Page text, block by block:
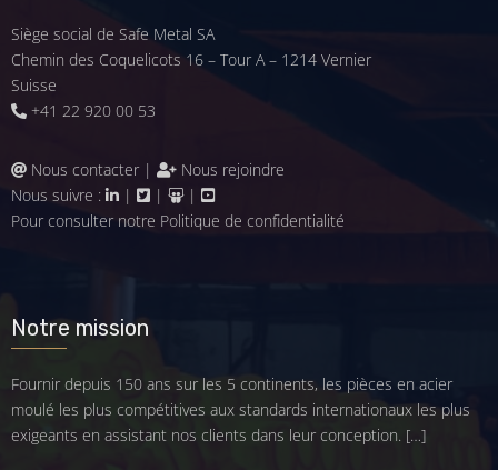
Siège social de Safe Metal SA
Chemin des Coquelicots 16 – Tour A – 1214 Vernier
Suisse
+41 22 920 00 53
Nous contacter |
Nous rejoindre
Nous suivre :
| |
|
Pour consulter notre Politique de confidentialité
Notre mission
Fournir depuis 150 ans sur les 5 continents, les pièces en acier
moulé les plus compétitives aux standards internationaux les plus
exigeants en assistant nos clients dans leur conception. […]